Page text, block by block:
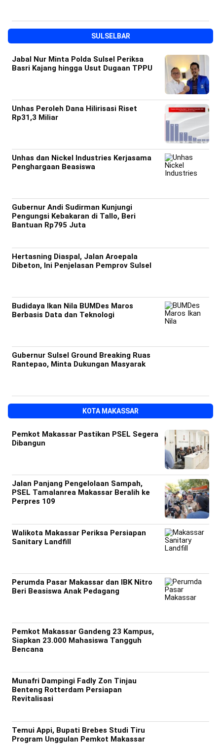
SULSELBAR
Jabal Nur Minta Polda Sulsel Periksa
Basri Kajang hingga Usut Dugaan TPPU
Unhas Peroleh Dana Hilirisasi Riset
Rp31,3 Miliar
Unhas dan Nickel Industries Kerjasama
Penghargaan Beasiswa
Gubernur Andi Sudirman Kunjungi
Pengungsi Kebakaran di Tallo, Beri
Bantuan Rp795 Juta
Hertasning Diaspal, Jalan Aroepala
Dibeton, Ini Penjelasan Pemprov Sulsel
Budidaya Ikan Nila BUMDes Maros
Berbasis Data dan Teknologi
Gubernur Sulsel Ground Breaking Ruas
Rantepao, Minta Dukungan Masyarak
KOTA MAKASSAR
Pemkot Makassar Pastikan PSEL Segera
Dibangun
Jalan Panjang Pengelolaan Sampah,
PSEL Tamalanrea Makassar Beralih ke
Perpres 109
Walikota Makassar Periksa Persiapan
Sanitary Landfill
Perumda Pasar Makassar dan IBK Nitro
Beri Beasiswa Anak Pedagang
Pemkot Makassar Gandeng 23 Kampus,
Siapkan 23.000 Mahasiswa Tangguh
Bencana
Munafri Dampingi Fadly Zon Tinjau
Benteng Rotterdam Persiapan
Revitalisasi
Temui Appi, Bupati Brebes Studi Tiru
Program Unggulan Pemkot Makassar